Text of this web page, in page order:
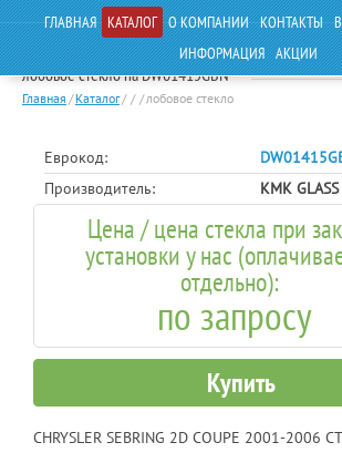
ГЛАВНАЯ КАТАЛОГ О КОМПАНИИ КОНТАКТЫ
ИНФОРМАЦИЯ АКЦИИ
лобовое стекло на DW01415GBN
Главная / Каталог/ / /лобовое стекло
Еврокод:
Производитель:
KMK GLASS
Цена / цена стекла при
установки у нас
отдельно):
по запросу
Купить
CHRYSLER SEBRING 2D COUPE 2001-2006